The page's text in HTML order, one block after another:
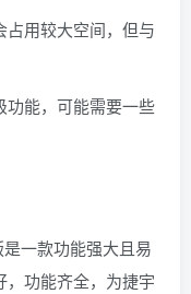
占用较大空间，但与
功能，可能需要一些
一款功能强大且易
功能齐全，为捷宇